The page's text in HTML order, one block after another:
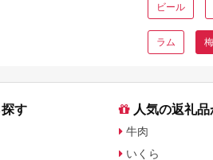
ビール
ラム
す 人気の返礼
牛肉
いくら